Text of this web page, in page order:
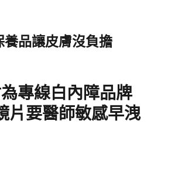
品讓皮膚沒負擔
專線白內障品牌
片要醫師敏感早洩